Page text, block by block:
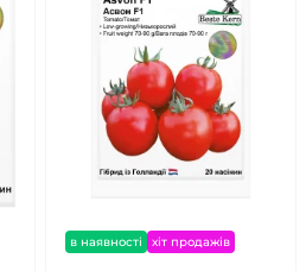
в наявності хіт продажів